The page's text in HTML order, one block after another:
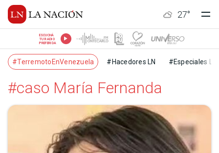
27°
ESCUCHÁ
TU RADIO
PREFERIDA
#TerremotoEnVenezuela #Hacedores LN #Especiales LN
#caso María Fernanda